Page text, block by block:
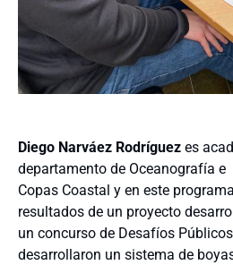
Diego Narváez Rodríguez es
departamento de Oceanografía e
Copas Coastal y en este
resultados de un proyecto
un concurso de Desafíos
desarrollaron un sistema de